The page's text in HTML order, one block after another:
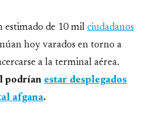
estimado de 10 mil ciudadanos
hoy varados en torno a
a la terminal aérea.
podrían estar desplegados
afgana.